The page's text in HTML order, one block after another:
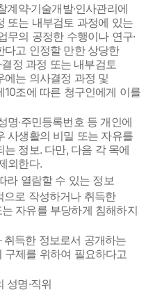
계약·기술개발·인사관리에
또는 내부검토 과정에 있는
무의 공정한 수행이나 연구·
다고 인정할 만한 상당한
정 과정 또는 내부검토
는 의사결정 과정 및
조에 따른 청구인에게 이를
명·주민등록번호 등 개인에
사생활의 비밀 또는 자유를
정보. 다만, 다음 각 목에
외한다.
라 열람할 수 있는 정보
로 작성하거나 취득한
자유를 부당하게 침해하지
득한 정보로서 공개하는
제를 위하여 필요하다고
성명·직위